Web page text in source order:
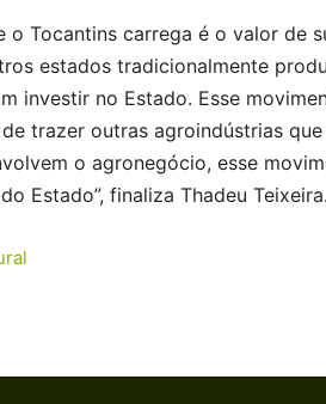
o Tocantins carrega é o valor de
estados tradicionalmente
investir no Estado. Esse
de trazer outras agroindústrias
o agronegócio, esse
Estado”, finaliza Thadeu